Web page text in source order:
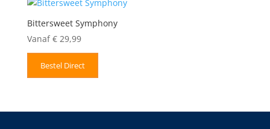
Bittersweet Symphony
Vanaf €29,99
Bestel Direct